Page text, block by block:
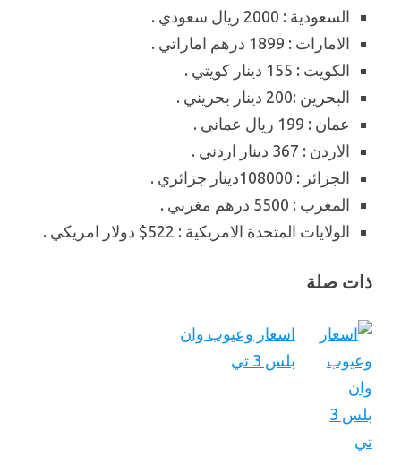
السعودية : 2000 ريال سعودي .
الامارات : 1899 درهم اماراتي .
الكويت : 155 دينار كويتي .
البحرين :200 دينار بحريني .
عمان : 199 ريال عماني .
الاردن : 367 دينار اردني .
الجزائر : 108000دينار جزائري .
المغرب : 5500 درهم مغربي .
الولايات المتحدة الامريكية : 522$ دولار امريكي .
ذات صلة
اسعار وعيوب وان
بلس 3 تي